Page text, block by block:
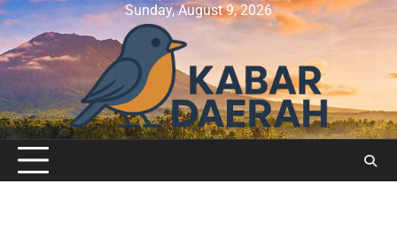
Skip
to
content
Sunday, August 9, 2026